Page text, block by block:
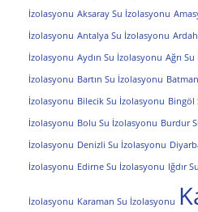
İzolasyonu Aksaray Su İzolasyonu
İzolasyonu Antalya Su İzolasyonu
İzolasyonu Aydın Su İzolasyonu Ağrı
İzolasyonu Bartın Su İzolasyonu
İzolasyonu Bilecik Su İzolasyonu Bingöl
İzolasyonu Bolu Su İzolasyonu Burdur
İzolasyonu Denizli Su İzolasyonu
İzolasyonu Edirne Su İzolasyonu Iğdır
İzolasyonu Karaman Su İzolasyonu